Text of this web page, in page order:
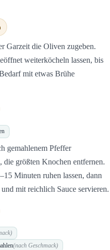
Garzeit die Oliven zugeben.
weiterköcheln lassen, bis
mit etwas Brühe
gemahlenem Pfeffer
die größten Knochen entfernen.
Minuten ruhen lassen, dann
mit reichlich Sauce servieren.
(nach Geschmack)